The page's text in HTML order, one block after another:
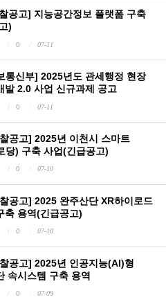
공고] 지능공간정보 플랫폼 구축
)
0 07-11
통신부] 2025년도 관세행정 현장
발 2.0 사업 신규과제 공고
0 07-11
공고] 2025년 이천시 스마트
당) 구축 사업(긴급공고)
0 07-10
공고] 2025 완주산단 XR하이로드
축 용역(긴급공고)
0 07-10
공고] 2025년 인공지능(AI)형
속시스템 구축 용역
0 07-09